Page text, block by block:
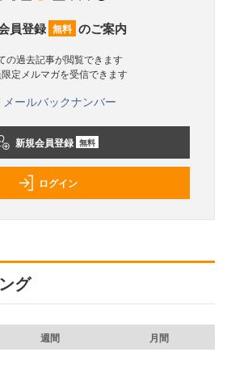
員登録 無料 のご案内
の過去記事が閲覧できます
限定メルマガを受信できます
メールバックナンバー
新規会員登録 無料
ログイン
グ
週間 月間